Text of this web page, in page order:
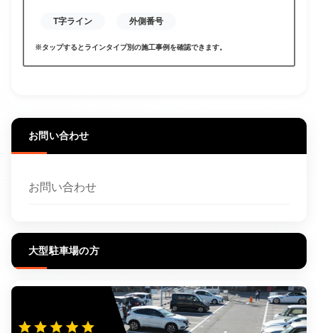
T字ライン 外側番号
※タップするとラインタイプ別の施工事例を確認できます。
お問い合わせ
お問い合わせ
大型駐車場の方